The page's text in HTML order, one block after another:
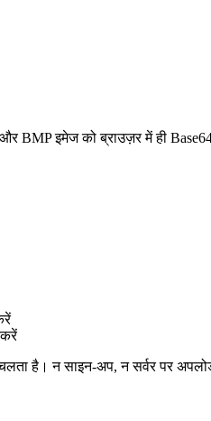
BMP इमेज को ब्राउज़र में ही
है। न साइन‑अप, न सर्वर पर